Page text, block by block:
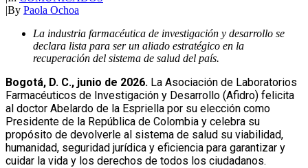
|By Paola Ochoa
La industria farmacéutica de investigación y desarrollo se
declara lista para ser un aliado estratégico en la
recuperación del sistema de salud del país.
Bogotá, D. C., junio de 2026. La Asociación de Laboratorios
Farmacéuticos de Investigación y Desarrollo (Afidro) felicita
al doctor Abelardo de la Espriella por su elección como
Presidente de la República de Colombia y celebra su
propósito de devolverle al sistema de salud su viabilidad,
humanidad, seguridad jurídica y eficiencia para garantizar y
cuidar la vida y los derechos de todos los ciudadanos.